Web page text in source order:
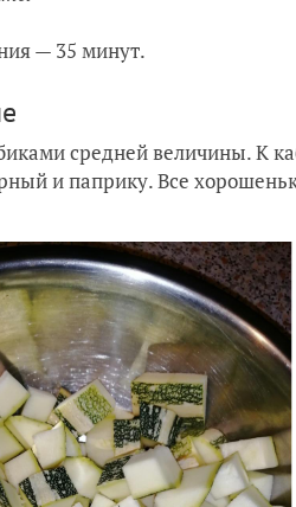
— 35 минут.
средней величины. К
и паприку. Все